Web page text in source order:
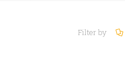
Filter by